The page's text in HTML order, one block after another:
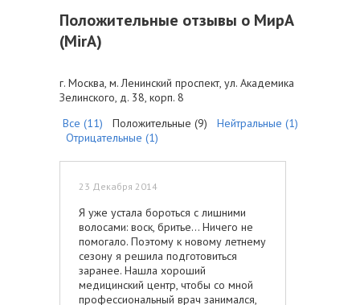
Положительные отзывы о МирА
(MirA)
г. Москва, м. Ленинский проспект, ул. Академика
Зелинского, д. 38, корп. 8
Все (11) Положительные (9) Нейтральные (1)
Отрицательные (1)
23 Декабря 2014
Я уже устала бороться с лишними
волосами: воск, бритье… Ничего не
помогало. Поэтому к новому летнему
сезону я решила подготовиться
заранее. Нашла хороший
медицинский центр, чтобы со мной
профессиональный врач занимался,